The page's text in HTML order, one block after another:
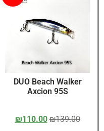
DUO Beach Walker
Axcion 95S
₪139.00
₪110.00